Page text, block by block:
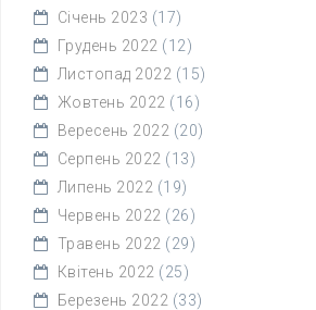
Січень 2023 (17)
Грудень 2022 (12)
Листопад 2022 (15)
Жовтень 2022 (16)
Вересень 2022 (20)
Серпень 2022 (13)
Липень 2022 (19)
Червень 2022 (26)
Травень 2022 (29)
Квітень 2022 (25)
Березень 2022 (33)